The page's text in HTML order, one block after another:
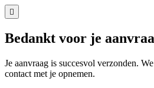
Bedankt voor je
Je aanvraag is succesvol verzonden.
contact met je opnemen.